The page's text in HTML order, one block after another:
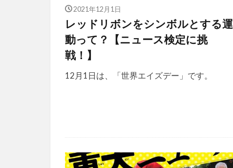
2021年12月1日
レッドリボンをシンボルとする運
動って？【ニュース検定に挑
戦！】
12月1日は、「世界エイズデー」です。